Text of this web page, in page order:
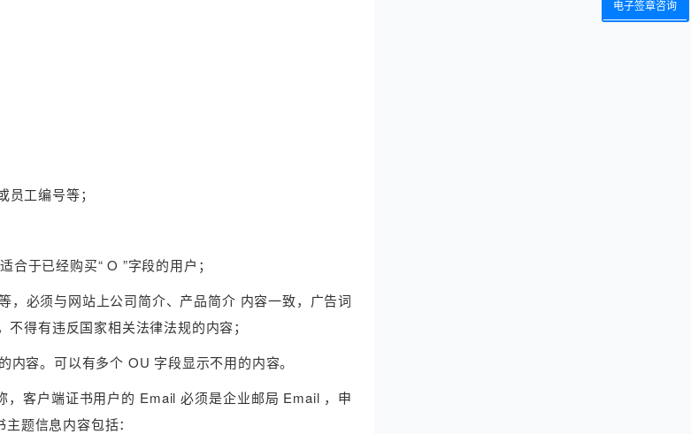
工编号等；
于已经购买“ O ”字段的用户；
必须与网站上公司简介、产品简介 内容一致，广告词
得有违反国家相关法律法规的内容；
容。可以有多个 OU 字段显示不用的内容。
，客户端证书用户的 Email 必须是企业邮局 Email ，申
题信息内容包括：
电子签章咨询